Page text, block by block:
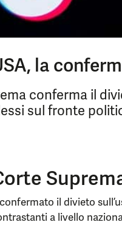
la
conferma il
sul fronte
il divieto
a livello